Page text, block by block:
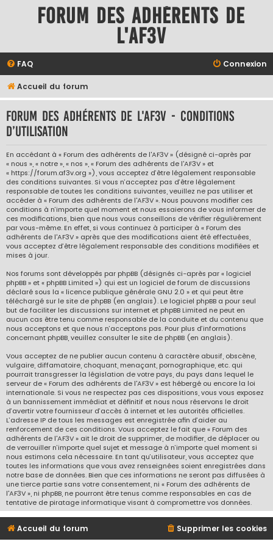
Forum des adhérents de
l'AF3V
FAQ Connexion
Accueil du forum
Forum des adhérents de l'AF3V - Conditions
d’utilisation
En accédant à « Forum des adhérents de l'AF3V » (désigné ci-après par
« nous », « notre », « nos », « Forum des adhérents de l'AF3V » et
« https://forum.af3v.org »), vous acceptez d’être légalement responsable
des conditions suivantes. Si vous n’acceptez pas d’être légalement
responsable de toutes les conditions suivantes, veuillez ne pas utiliser et
accéder à « Forum des adhérents de l'AF3V ». Nous pouvons modifier ces
conditions à n’importe quel moment et nous essaierons de vous informer de
ces modifications, bien que nous vous conseillons de vérifier régulièrement
par vous-même. En effet, si vous continuez à participer à « Forum des
adhérents de l'AF3V » après que des modifications aient été effectuées,
vous acceptez d’être légalement responsable des conditions modifiées et
mises à jour.
Nos forums sont développés par phpBB (désignés ci-après par « logiciel
phpBB » et « phpBB Limited ») qui est un logiciel de forum de discussions
déclaré sous la « licence publique générale GNU 2.0 » et qui peut être
téléchargé sur le site de phpBB (en anglais). Le logiciel phpBB a pour seul
but de faciliter les discussions sur internet et phpBB Limited ne peut en
aucun cas être tenu comme responsable de la conduite et du contenu que
nous acceptons et que nous n’acceptons pas. Pour plus d’informations
concernant phpBB, veuillez consulter le site de phpBB (en anglais).
Vous acceptez de ne publier aucun contenu à caractère abusif, obscène,
vulgaire, diffamatoire, choquant, menaçant, pornographique, etc. qui
pourrait transgresser la législation de votre pays, du pays dans lequel le
serveur de « Forum des adhérents de l'AF3V » est hébergé ou encore la loi
internationale. Si vous ne respectez pas ces dispositions, vous vous exposez
à un bannissement immédiat et définitif et nous nous réservons le droit
d’avertir votre fournisseur d’accès à internet et les autorités officielles.
L’adresse IP de tous les messages est enregistrée afin d’aider au
renforcement de ces conditions. Vous acceptez le fait que « Forum des
adhérents de l'AF3V » ait le droit de supprimer, de modifier, de déplacer ou
de verrouiller n’importe quel sujet et message à n’importe quel moment si
nous estimons cela nécessaire. En tant qu’utilisateur, vous acceptez que
toutes les informations que vous avez renseignées soient enregistrées dans
notre base de données. Bien que ces informations ne seront pas diffusées à
une tierce partie sans votre consentement, ni « Forum des adhérents de
l'AF3V », ni phpBB, ne pourront être tenus comme responsables en cas de
tentative de piratage informatique visant à compromettre vos données.
Accueil du forum Supprimer les cookies